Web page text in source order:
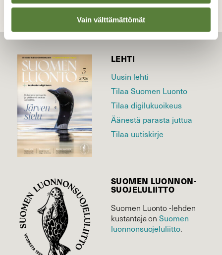
Vain välttämättömät
LEHTI
Uusin lehti
Tilaa Suomen Luonto
Tilaa digilukuoikeus
Äänestä parasta juttua
Tilaa uutiskirje
SUOMEN LUONNON­
SUOJELU­LIITTO
Suomen Luonto -lehden
kustantaja onSuomen
luonnonsuojelu­liitto.